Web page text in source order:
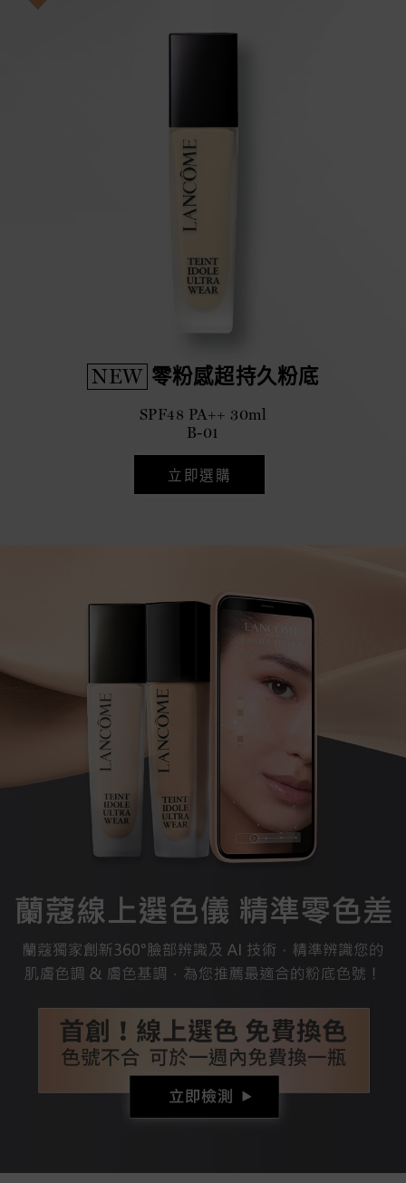
NEW 零粉感超持久粉底
SPF48 PA++ 30ml
B-01
立即選購
立即選購
立即選購
立即選購
立即選購
立即選購
立即選購
立即選購
立即選購
立即選購
立即選購
立即選購
立即選購
立即選購